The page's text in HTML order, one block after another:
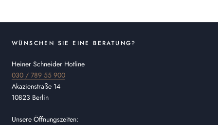
WÜNSCHEN SIE EINE BERATUNG?
Heiner Schneider Hotline
030 / 789 55 900
Akazienstraße 14
10823 Berlin
Unsere Öffnungszeiten: